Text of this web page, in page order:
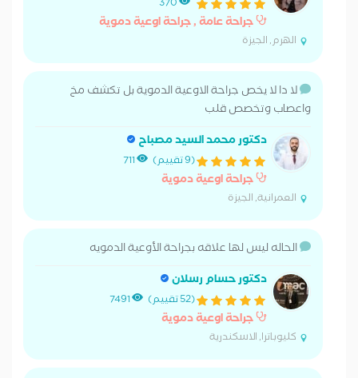
370
جراحة عامة , جراحة اوعية دموية
الهرم, الجيزة
لا دا لا يخص جراحة الاوعية الدموية بل تكشف مخ
واعصاب وتخصص قلب
دكتور محمد السيد مصباح
(9 تقييم) 711
جراحة اوعية دموية
العمرانية, الجيزة
الحاله ليس لها علاقه بجراحة الأوعية الدمويه
دكتور حسام رسلان
(52 تقييم) 7491
جراحة اوعية دموية
كليوباترا, الاسكندرية